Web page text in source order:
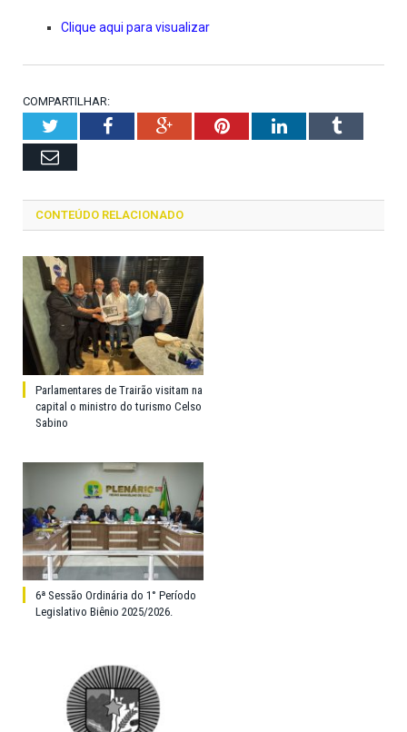
Clique aqui para visualizar
COMPARTILHAR:
TwitterFacebookGoogle+PinterestLinkedInTumblr
Email
CONTEÚDO RELACIONADO
Parlamentares de Trairão visitam na
capital o ministro do turismo Celso
Sabino
6ª Sessão Ordinária do 1° Período
Legislativo Biênio 2025/2026.